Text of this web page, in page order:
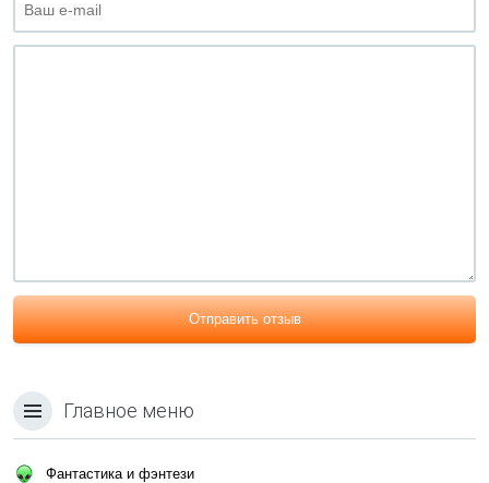
Отправить отзыв
Главное меню
Фантастика и фэнтези